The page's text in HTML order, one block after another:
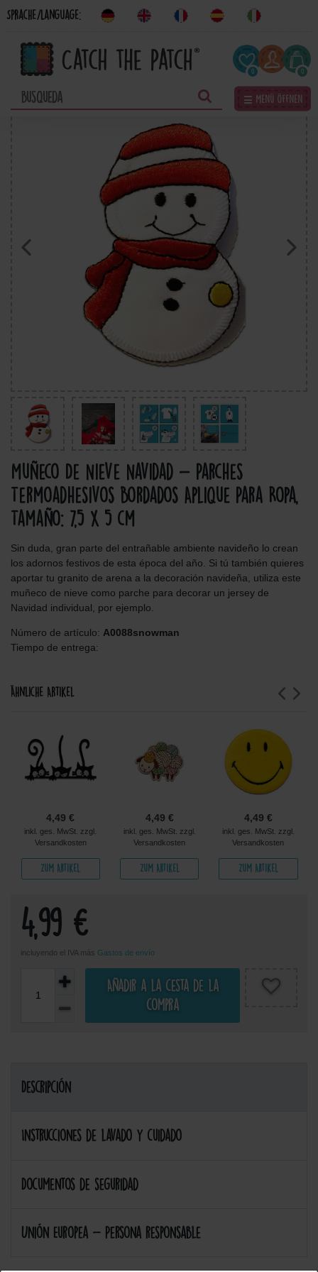
Sprache/Language:
0
☰ Menü öffnen
Muñeco De Nieve Navidad - Parches
Termoadhesivos Bordados Aplique Para Ropa,
Tamaño: 7,5 x 5 cm
Sin duda, gran parte del entrañable ambiente navideño lo crean
los adornos festivos de esta época del año. Si tú también quieres
aportar tu granito de arena a la decoración navideña, utiliza este
muñeco de nieve como parche para decorar un jersey de
Navidad individual, por ejemplo.
Número de artículo: A0088snowman
Tiempo de entrega:
Ähnliche Artikel
4,49 €
inkl. ges. MwSt. zzgl.
Versandkosten
Zum Artikel
4,49 €
inkl. ges. MwSt. zzgl.
Versandkosten
Zum Artikel
4,49 €
inkl. ges. MwSt. zzgl.
Versandkosten
Zum Artikel
4,99 €
incluyendo el IVA más Gastos de envío
Añadir a la cesta de la
compra
Descripción
Instrucciones de lavado y cuidado
Documentos de seguridad
Unión Europea - Persona responsable